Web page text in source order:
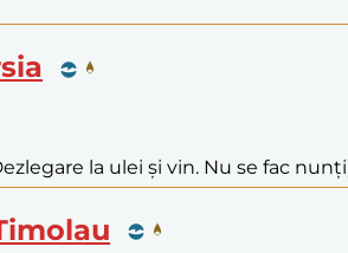
la ulei și vin. Nu se fac